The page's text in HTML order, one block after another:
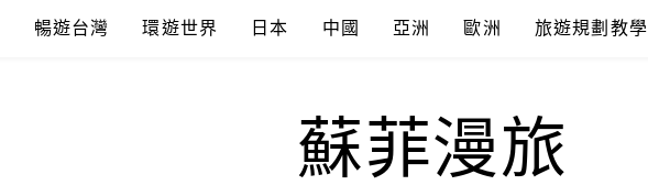
暢遊台灣 環遊世界 日本 中國 亞洲 歐洲 旅遊規劃教學
蘇菲漫旅